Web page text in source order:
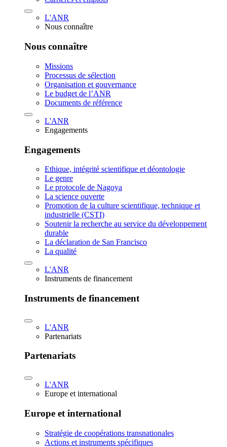
L'ANR
Nous connaître
Nous connaître
Missions
Processus de sélection
Organisation et gouvernance
Le budget de l’ANR
Documents de référence
L'ANR
Engagements
Engagements
Ethique, intégrité scientifique et déontologie
Le genre
Le protocole de Nagoya
La science ouverte
Promotion de la culture scientifique, technique et
industrielle (CSTI)
Soutenir la recherche au service du développement
durable
La déclaration de San Francisco
La qualité
L'ANR
Instruments de financement
Instruments de financement
L'ANR
Partenariats
Partenariats
L'ANR
Europe et international
Europe et international
Stratégie de coopérations transnationales
Actions et instruments spécifiques